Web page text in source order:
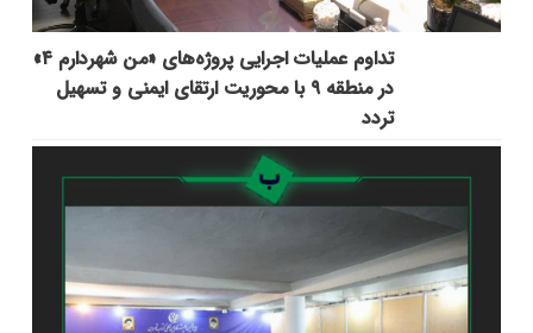
تداوم عملیات اجرایی پروژه‌های «من شهردارم ۴»
در منطقه ۹ با محوریت ارتقای ایمنی و تسهیل
تردد